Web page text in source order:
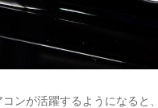
ンが活躍するようになると